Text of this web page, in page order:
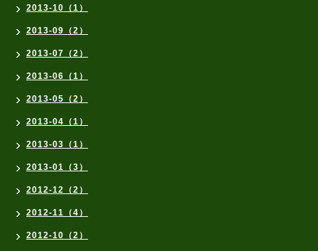
2013-10（1）
2013-09（2）
2013-07（2）
2013-06（1）
2013-05（2）
2013-04（1）
2013-03（1）
2013-01（3）
2012-12（2）
2012-11（4）
2012-10（2）